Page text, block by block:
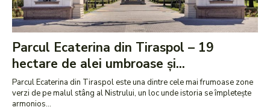
Parcul Ecaterina din Tiraspol – 19
hectare de alei umbroase și...
Parcul Ecaterina din Tiraspol este una dintre cele mai frumoase zone
verzi de pe malul stâng al Nistrului, un loc unde istoria se împletește
armonios...